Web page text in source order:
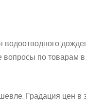
водоотводного
вопросы по товарам
Градация цен в